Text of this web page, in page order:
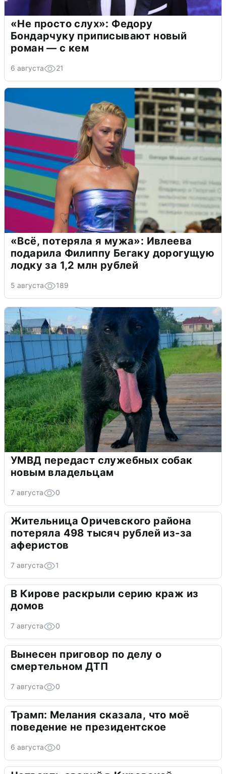
«Не просто слух»: Федору
Бондарчуку приписывают новый
роман — с кем
6 августа 21
«Всё, потеряла я мужа»: Ивлеева
подарила Филиппу Бегаку дорогущую
лодку за 1,2 млн рублей
5 августа 189
УМВД передаст служебных собак
новым владельцам
7 августа 0
Жительница Оричевского района
потеряла 498 тысяч рублей из-за
аферистов
7 августа 1
В Кирове раскрыли серию краж из
домов
7 августа 0
Вынесен приговор по делу о
смертельном ДТП
7 августа 0
Трамп: Мелания сказала, что моё
поведение не президентское
6 августа 0